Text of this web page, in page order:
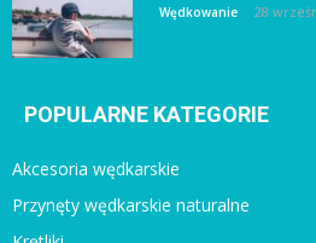
Wędkowanie 28
POPULARNE KATEGORIE
Akcesoria wędkarskie
Przynęty wędkarskie naturalne